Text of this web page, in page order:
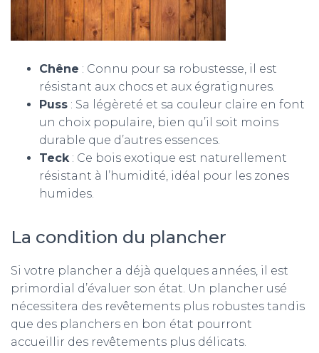
Chêne : Connu pour sa robustesse, il est
résistant aux chocs et aux égratignures.
Puss : Sa légèreté et sa couleur claire en font
un choix populaire, bien qu’il soit moins
durable que d’autres essences.
Teck: Ce bois exotique est naturellement
résistant à l’humidité, idéal pour les zones
humides.
La condition du plancher
Si votre plancher a déjà quelques années, il est
primordial d’évaluer son état. Un plancher usé
nécessitera des revêtements plus robustes tandis
que des planchers en bon état pourront
accueillir des revêtements plus délicats.